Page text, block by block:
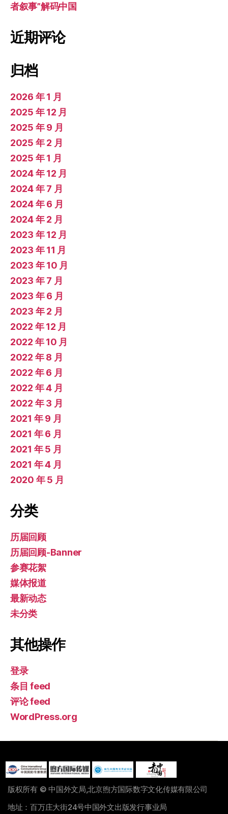
者叙事”解码中国
近期评论
归档
2026 年 1 月
2025 年 12 月
2025 年 9 月
2025 年 2 月
2025 年 1 月
2024 年 12 月
2024 年 7 月
2024 年 6 月
2024 年 2 月
2023 年 12 月
2023 年 11 月
2023 年 10 月
2023 年 7 月
2023 年 6 月
2023 年 2 月
2022 年 12 月
2022 年 10 月
2022 年 8 月
2022 年 6 月
2022 年 4 月
2022 年 3 月
2021 年 9 月
2021 年 6 月
2021 年 5 月
2021 年 4 月
2020 年 5 月
分类
历届回顾
历届回顾-Banner
参赛花絮
媒体报道
最新动态
未分类
其他操作
登录
条目 feed
评论 feed
WordPress.org
版权所有 © 中国外文局,北京煦方国际数字文化传媒有限公司
地址：百万庄大街24号中国外文出版发行事业局